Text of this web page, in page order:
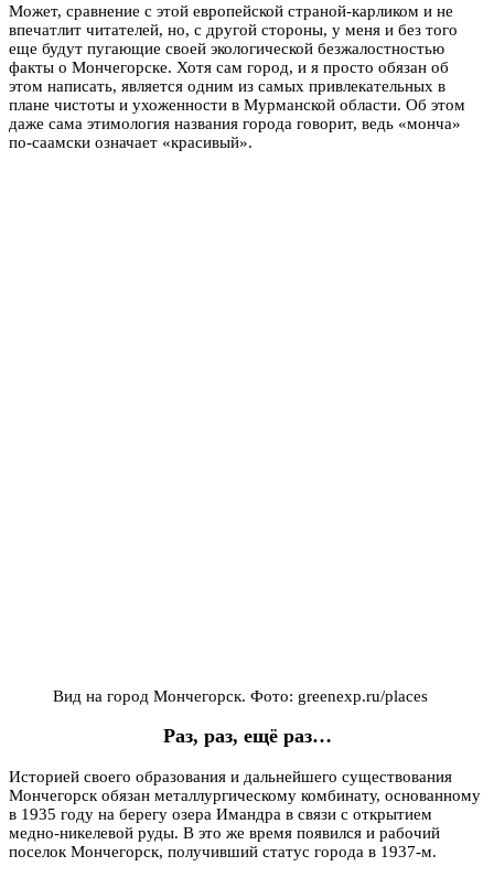
Может, сравнение с этой европейской страной-карликом и не
впечатлит читателей, но, с другой стороны, у меня и без того
еще будут пугающие своей экологической безжалостностью
факты о Мончегорске. Хотя сам город, и я просто обязан об
этом написать, является одним из самых привлекательных в
плане чистоты и ухоженности в Мурманской области. Об этом
даже сама этимология названия города говорит, ведь «монча»
по-саамски означает «красивый».
Вид на город Мончегорск. Фото: greenexp.ru/places
Раз, раз, ещё раз…
Историей своего образования и дальнейшего существования
Мончегорск обязан металлургическому комбинату, основанному
в 1935 году на берегу озера Имандра в связи с открытием
медно-никелевой руды. В это же время появился и рабочий
поселок Мончегорск, получивший статус города в 1937-м.